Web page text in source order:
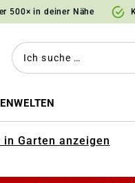
500× in deiner Nähe
in Garten anzeigen